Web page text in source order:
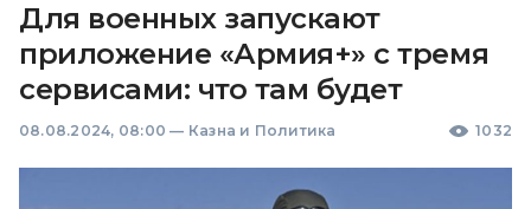
Для военных запускают
приложение «Армия+» с тремя
сервисами: что там будет
08.08.2024, 08:00 — Казна и Политика 1032